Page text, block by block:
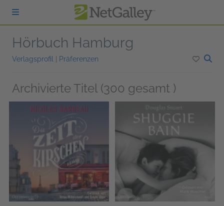
zum Hauptinhalt springen
Hörbuch Hamburg
Verlagsprofil Präferenzen
Archivierte Titel (300 gesamt )